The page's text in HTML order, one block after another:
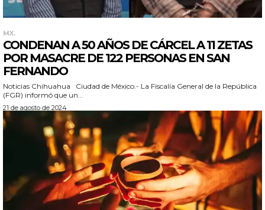
MX.
CONDENAN A 50 AÑOS DE CÁRCEL A 11 ZETAS
POR MASACRE DE 122 PERSONAS EN SAN
FERNANDO
Noticias Chihuahua Ciudad de México.- La Fiscalía General de la República
(FGR) informó que un...
21 de agosto de 2024